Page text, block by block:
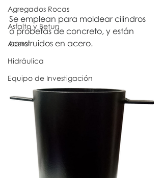
Agregados Rocas
Asfalto y Betun
Acero
Hidráulica
Equipo de Investigación
Se emplean para moldear cilindros
o probetas de concreto, y están
construidos en acero.